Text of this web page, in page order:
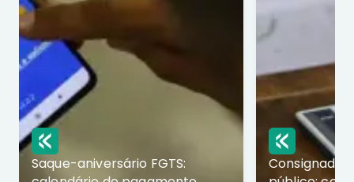
Saque-aniversário FGTS:
Consignado